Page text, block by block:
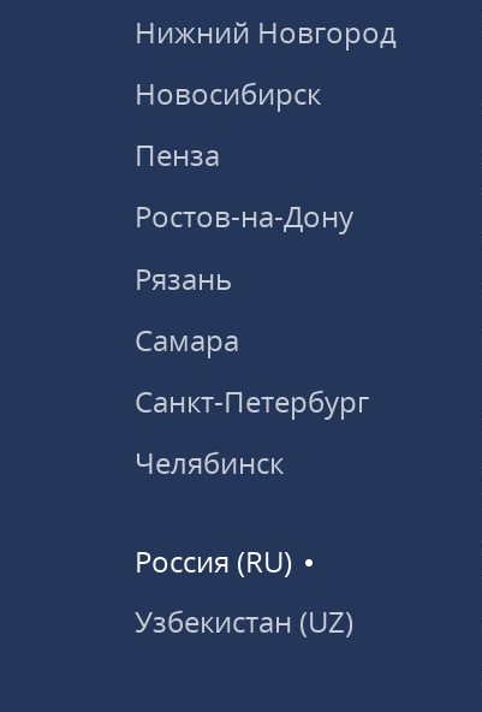
Нижний Новгород
Новосибирск
Пенза
Ростов-на-Дону
Рязань
Самара
Санкт-Петербург
Челябинск
Россия (RU)
Узбекистан (UZ)